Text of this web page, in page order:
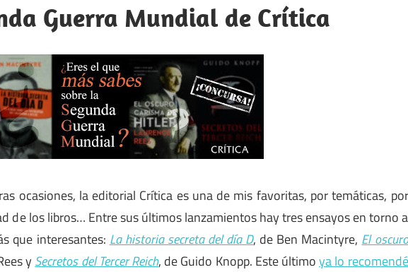
Guerra Mundial de Crítica
ocasiones, la editorial Crítica es una de mis favoritas, por temáticas, por
de los libros… Entre sus últimos lanzamientos hay tres ensayos en torno a
que interesantes: La historia secreta del día D, de Ben Macintyre, El oscuro
ySecretos del Tercer Reich, de Guido Knopp. Este últimoya lo recomendé